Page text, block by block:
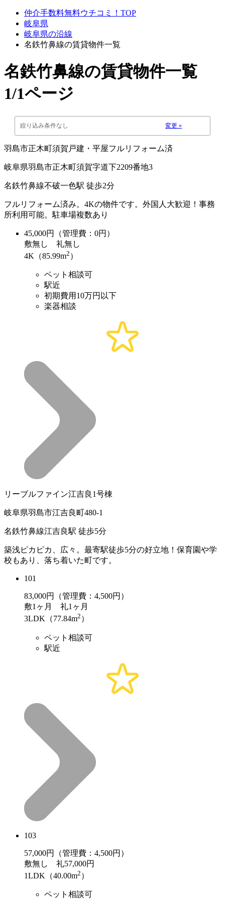
仲介手数料無料ウチコミ！TOP
岐阜県
岐阜県の沿線
名鉄竹鼻線の賃貸物件一覧
名鉄竹鼻線の賃貸物件一覧
1/1ページ
絞り込み条件なし 変更 »
羽島市正木町須賀戸建・平屋フルリフォーム済
岐阜県羽島市正木町須賀字道下2209番地3
名鉄竹鼻線不破一色駅 徒歩2分
フルリフォーム済み。4Kの物件です。外国人大歓迎！事務
所利用可能。駐車場複数あり
45,000円（管理費：0円）
敷無し 礼無し
4K（85.99m2 ）
ペット相談可
駅近
初期費用10万円以下
楽器相談
リーブルファイン江吉良1号棟
岐阜県羽島市江吉良町480-1
名鉄竹鼻線江吉良駅 徒歩5分
築浅ピカピカ、広々。最寄駅徒歩5分の好立地！保育園や学
校もあり、落ち着いた町です。
101
83,000円（管理費：4,500円）
敷1ヶ月 礼1ヶ月
3LDK（77.84m2 ）
ペット相談可
駅近
103
57,000円（管理費：4,500円）
敷無し 礼57,000円
1LDK（40.00m2 ）
ペット相談可